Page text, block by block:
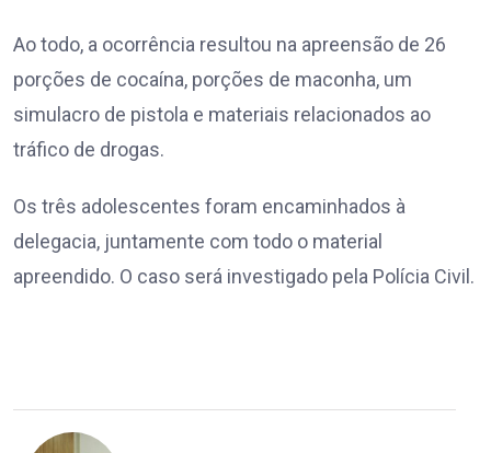
Ao todo, a ocorrência resultou na apreensão de 26
porções de cocaína, porções de maconha, um
simulacro de pistola e materiais relacionados ao
tráfico de drogas.
Os três adolescentes foram encaminhados à
delegacia, juntamente com todo o material
apreendido. O caso será investigado pela Polícia Civil.